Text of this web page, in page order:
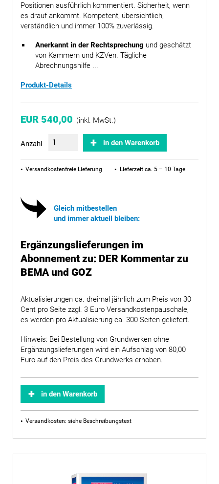
Positionen ausführlich kommentiert. Sicherheit, wenn
es drauf ankommt. Kompetent, übersichtlich,
verständlich und immer 100% zuverlässig.
Anerkannt in der Rechtsprechung und geschätzt
von Kammern und KZVen. Tägliche
Abrechnungshilfe ...
Produkt-Details
EUR 540,00 (inkl. MwSt.)
Anzahl in den Warenkorb
Versandkostenfreie Lieferung Lieferzeit ca. 5 – 10 Tage
Gleich mitbestellen
und immer aktuell bleiben:
Ergänzungslieferungen im
Abonnement zu: DER Kommentar zu
BEMA und GOZ
Aktualisierungen ca. dreimal jährlich zum Preis von 30
Cent pro Seite zzgl. 3 Euro Versandkostenpauschale,
es werden pro Aktualisierung ca. 300 Seiten geliefert.
Hinweis: Bei Bestellung von Grundwerken ohne
Ergänzungslieferungen wird ein Aufschlag von 80,00
Euro auf den Preis des Grundwerks erhoben.
in den Warenkorb
Versandkosten: siehe Beschreibungstext